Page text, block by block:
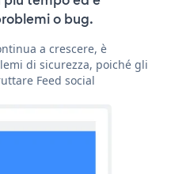
o bug.
a crescere, è
di sicurezza, poiché gli
Feed social